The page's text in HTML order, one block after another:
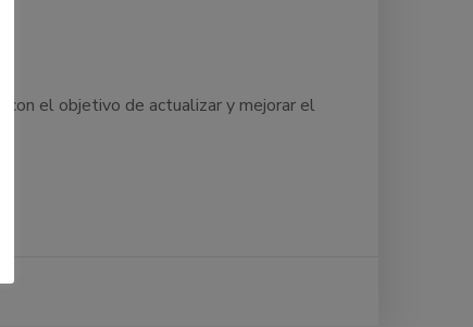
el objetivo de actualizar y mejorar el